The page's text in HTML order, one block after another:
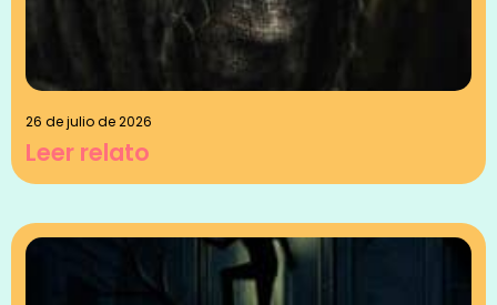
26 de julio de 2026
Leer relato